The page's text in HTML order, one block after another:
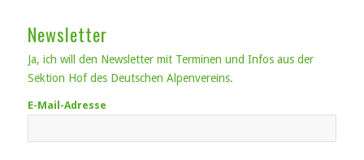
Newsletter
Ja, ich will den Newsletter mit Terminen und Infos aus der
Sektion Hof des Deutschen Alpenvereins.
E-Mail-Adresse